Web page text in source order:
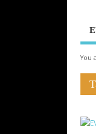
You